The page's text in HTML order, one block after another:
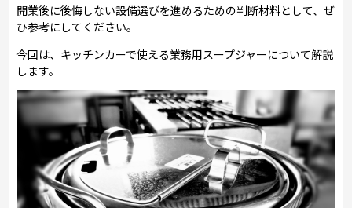
開業後に後悔しない設備選びを進めるための判断材料として、ぜ
ひ参考にしてください。
今回は、キッチンカーで使える業務用スープジャーについて解説
します。